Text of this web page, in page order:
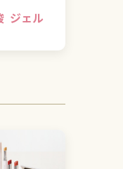
ジェル